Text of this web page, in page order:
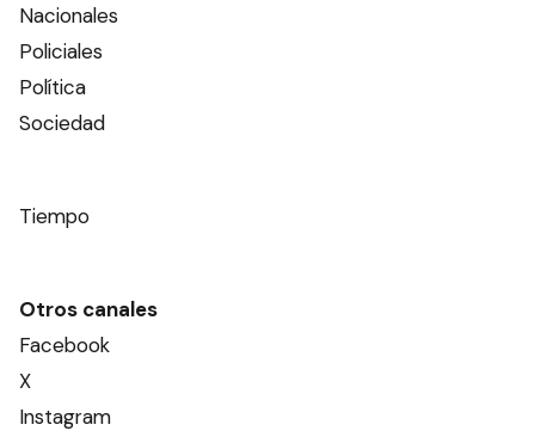
Nacionales
Policiales
Política
Sociedad
Tiempo
Otros canales
Facebook
X
Instagram